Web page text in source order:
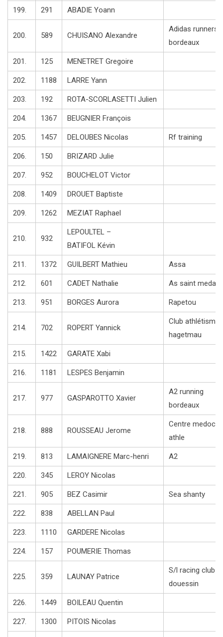
199. 291 ABADIE Yoann
200. 589 CHUISANO Alexandre
Adidas runners
bordeaux
201. 125 MENETRET Gregoire
202. 1188 LARRE Yann
203. 192 ROTA-SCORLASETTI Julien
204. 1367 BEUGNIER François
205. 1457 DELOUBES Nicolas Rf training
206. 150 BRIZARD Julie
207. 952 BOUCHELOT Victor
208. 1409 DROUET Baptiste
209. 1262 MEZIAT Raphael
210. 932
LEPOULTEL –
BATIFOL Kévin
211. 1372 GUILBERT Mathieu Assa
212. 601 CADET Nathalie As saint medard
213. 951 BORGES Aurora Rapetou
214. 702 ROPERT Yannick
Club athlétisme
hagetmau
215. 1422 GARATE Xabi
216. 1181 LESPES Benjamin
217. 977 GASPAROTTO Xavier
A2 running
bordeaux
218. 888 ROUSSEAU Jerome
Centre medoc
athle
219. 813 LAMAIGNERE Marc-henri A2
220. 345 LEROY Nicolas
221. 905 BEZ Casimir Sea shanty
222. 838 ABELLAN Paul
223. 1110 GARDERE Nicolas
224. 157 POUMERIE Thomas
225. 359 LAUNAY Patrice
S/l racing club
douessin
226. 1449 BOILEAU Quentin
227. 1300 PITOIS Nicolas